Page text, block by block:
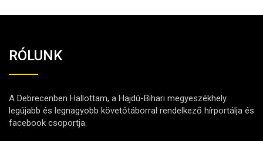
RÓLUNK
A Debrecenben Hallottam, a Hajdú-Bihari megyeszékhely
legújabb és legnagyobb követőtáborral rendelkező hírportálja és
facebook csoportja.